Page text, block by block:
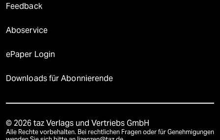
Feedback
Aboservice
ePaper Login
Downloads für Abonnierende
© 2026 taz Verlags und Vertriebs GmbH
Alle Rechte vorbehalten. Bei rechtlichen Fragen oder für Genehmigungen